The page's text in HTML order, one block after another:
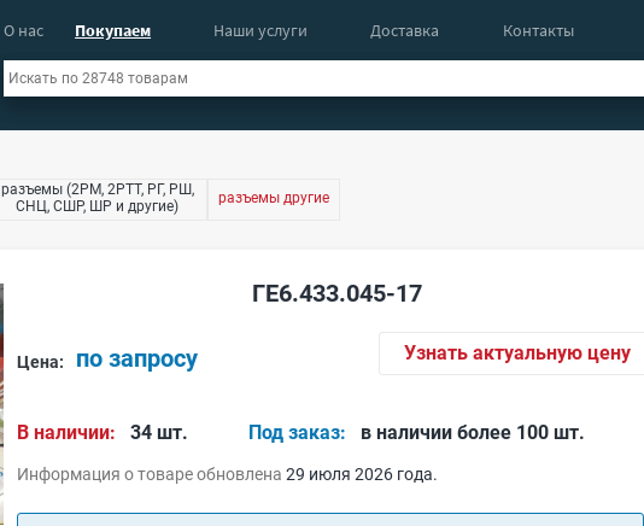
О нас Покупаем Наши услуги Доставка Контакты
разъемы (2РМ, 2РТТ, РГ, РШ,
СНЦ, СШР, ШР и другие)
разъемы другие
ГЕ6.433.045-17
Цена: по запросу Узнать актуальную цену
В наличии: 34 шт. Под заказ: в наличии более 100 шт.
Информация о товаре обновлена29 июля 2026 года.